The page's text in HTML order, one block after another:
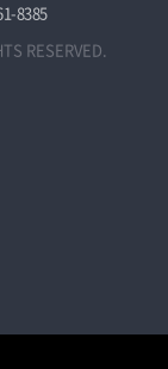
8385
RESERVED.